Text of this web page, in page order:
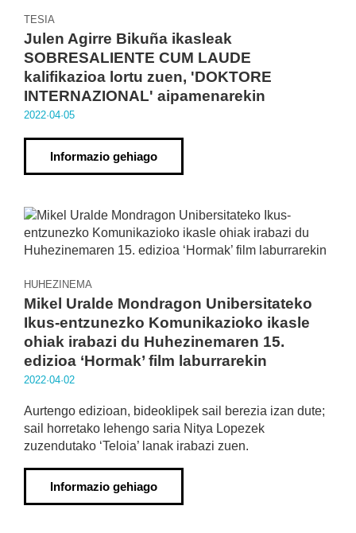
TESIA
Julen Agirre Bikuña ikasleak
SOBRESALIENTE CUM LAUDE
kalifikazioa lortu zuen, 'DOKTORE
INTERNAZIONAL' aipamenarekin
2022·04·05
Informazio gehiago
HUHEZINEMA
Mikel Uralde Mondragon Unibersitateko
Ikus-entzunezko Komunikazioko ikasle
ohiak irabazi du Huhezinemaren 15.
edizioa ‘Hormak’ film laburrarekin
2022·04·02
Aurtengo edizioan, bideoklipek sail berezia izan dute;
sail horretako lehengo saria Nitya Lopezek
zuzendutako ‘Teloia’ lanak irabazi zuen.
Informazio gehiago